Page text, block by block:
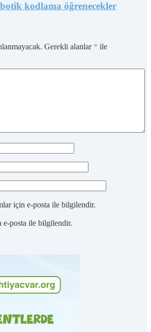
kodlama öğrenecekler
Gerekli alanlar * ile
için e-posta ile bilgilendir.
e-posta ile bilgilendir.